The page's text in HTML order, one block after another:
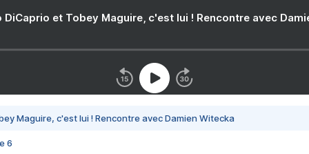
DiCaprio et Tobey Maguire, c'est lui ! Rencontre avec
Maguire, c'est lui ! Rencontre avec Damien Witecka
6